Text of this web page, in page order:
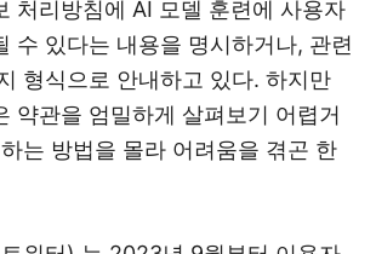
처리방침에 AI 모델 훈련에 사용자
수 있다는 내용을 명시하거나, 관련
형식으로 안내하고 있다. 하지만
약관을 엄밀하게 살펴보기 어렵거
는 방법을 몰라 어려움을 겪곤 한